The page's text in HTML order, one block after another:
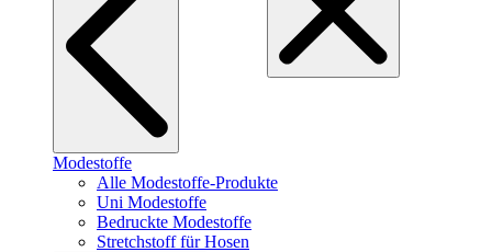
Modestoffe
Alle Modestoffe-Produkte
Uni Modestoffe
Bedruckte Modestoffe
Stretchstoff für Hosen